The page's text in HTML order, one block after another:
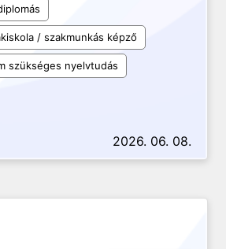
/ szakmunkás képző
szükséges nyelvtudás
2026. 06. 08.